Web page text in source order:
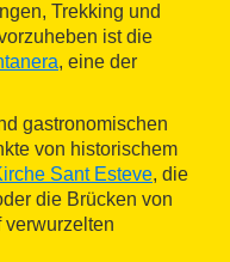
Trekking und
ist die
, eine der
gastronomischen
von historischem
Sant Esteve, die
die Brücken von
verwurzelten